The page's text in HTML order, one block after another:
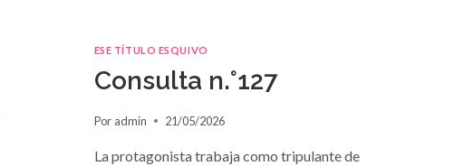
ESE TÍTULO ESQUIVO
Consulta n.°127
Por admin 21/05/2026
La protagonista trabaja como tripulante de